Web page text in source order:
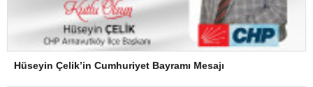
Hüseyin Çelik’in Cumhuriyet Bayramı Mesajı